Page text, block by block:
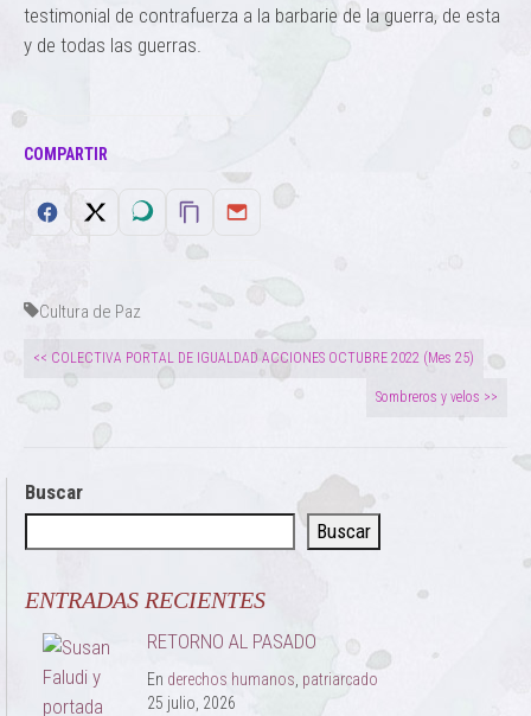
testimonial de contrafuerza a la barbarie de la guerra, de esta
y de todas las guerras.
COMPARTIR
Cultura de Paz
<< COLECTIVA PORTAL DE IGUALDAD ACCIONES OCTUBRE 2022 (Mes 25)
Sombreros y velos >>
Buscar
Buscar
ENTRADAS RECIENTES
RETORNO AL PASADO
En derechos humanos, patriarcado
25 julio, 2026